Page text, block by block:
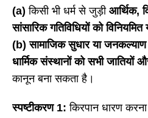
(a) किसी भी धर्म से जुड़ी आर्थिक,
सांसारिक गतिविधियों को विनियमित
(b) सामाजिक सुधार या जनकल्याण
धार्मिक संस्थानों को सभी जातियों
कानून बना सकता है।
स्पष्टीकरण 1: किरपान धारण